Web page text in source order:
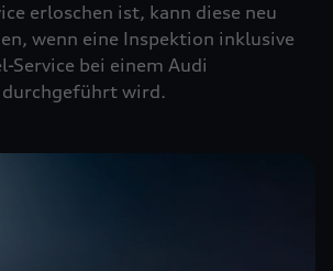
erloschen ist, kann diese neu
wenn eine Inspektion inklusive
Service bei einem Audi
wird.